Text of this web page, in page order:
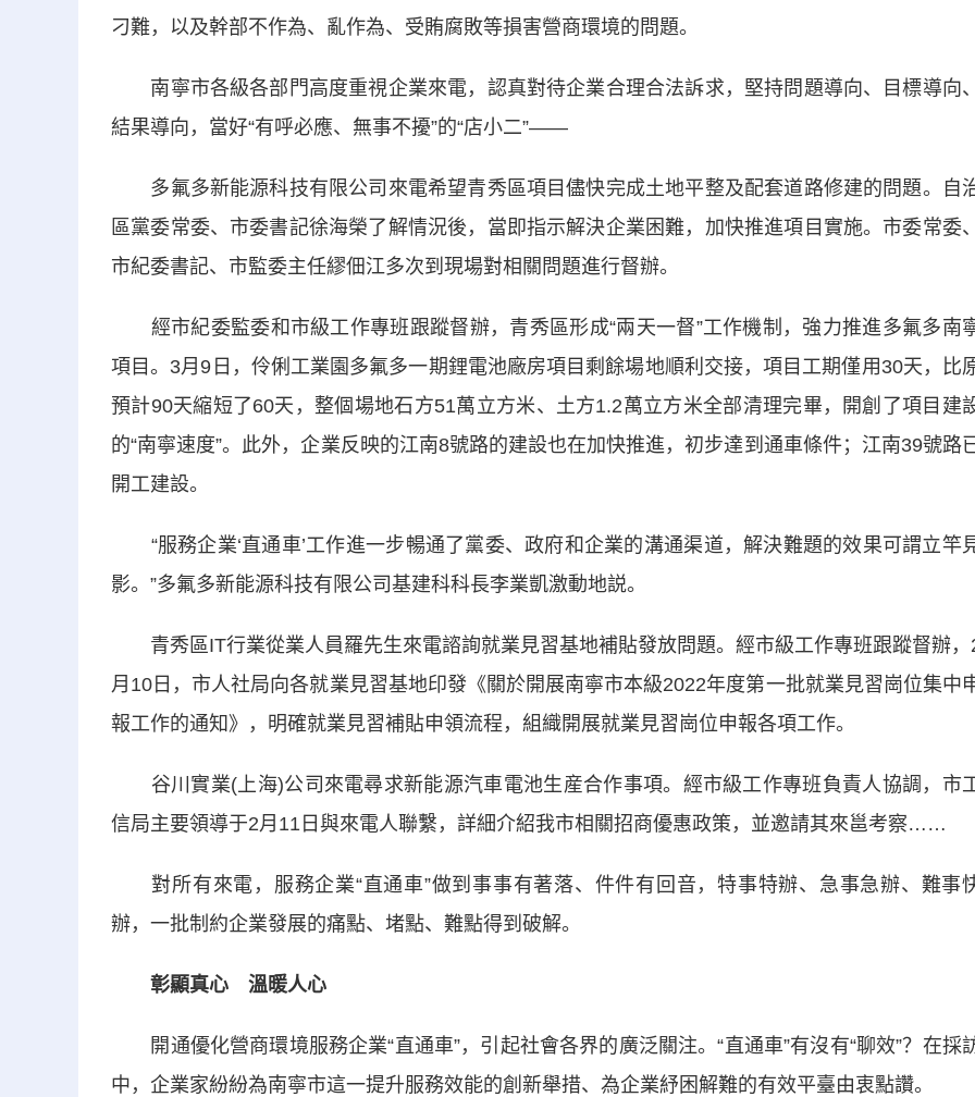
刁難，以及幹部不作為、亂作為、受賄腐敗等損害營商環境的問題。
南寧市各級各部門高度重視企業來電，認真對待企業合理合法訴求，堅持問題導向、目標導向、
結果導向，當好“有呼必應、無事不擾”的“店小二”——
多氟多新能源科技有限公司來電希望青秀區項目儘快完成土地平整及配套道路修建的問題。自
區黨委常委、市委書記徐海榮了解情況後，當即指示解決企業困難，加快推進項目實施。市委常委、
市紀委書記、市監委主任繆佃江多次到現場對相關問題進行督辦。
經市紀委監委和市級工作專班跟蹤督辦，青秀區形成“兩天一督”工作機制，強力推進多氟多南
項目。3月9日，伶俐工業園多氟多一期鋰電池廠房項目剩餘場地順利交接，項目工期僅用30天，比
預計90天縮短了60天，整個場地石方51萬立方米、土方1.2萬立方米全部清理完畢，開創了項目建
的“南寧速度”。此外，企業反映的江南8號路的建設也在加快推進，初步達到通車條件；江南39號路
開工建設。
“服務企業‘直通車’工作進一步暢通了黨委、政府和企業的溝通渠道，解決難題的效果可謂立竿
影。”多氟多新能源科技有限公司基建科科長李業凱激動地説。
青秀區IT行業從業人員羅先生來電諮詢就業見習基地補貼發放問題。經市級工作專班跟蹤督辦，
月10日，市人社局向各就業見習基地印發《關於開展南寧市本級2022年度第一批就業見習崗位集中
報工作的通知》，明確就業見習補貼申領流程，組織開展就業見習崗位申報各項工作。
谷川實業(上海)公司來電尋求新能源汽車電池生産合作事項。經市級工作專班負責人協調，市
信局主要領導于2月11日與來電人聯繫，詳細介紹我市相關招商優惠政策，並邀請其來邕考察……
對所有來電，服務企業“直通車”做到事事有著落、件件有回音，特事特辦、急事急辦、難事
辦，一批制約企業發展的痛點、堵點、難點得到破解。
彰顯真心 溫暖人心
開通優化營商環境服務企業“直通車”，引起社會各界的廣泛關注。“直通車”有沒有“聊效”？在採
中，企業家紛紛為南寧市這一提升服務效能的創新舉措、為企業紓困解難的有效平臺由衷點讚。